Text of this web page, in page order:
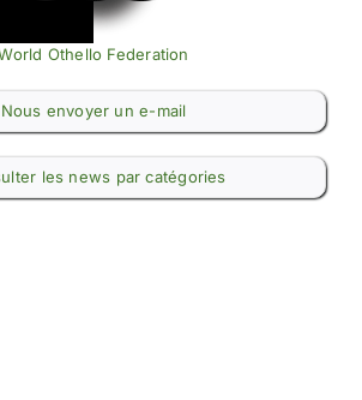
Othello Federation
Nous envoyer un e-mail
les news par catégories